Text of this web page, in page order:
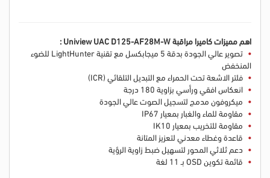
اهم مميزات كاميرا مراقبة Uniview UAC D125-AF28M-W :
تصوير عالي الجودة بدقة 5 ميجابكسل مع تقنية LightHunter للضوء
المنخفض
فلتر الاشعة تحت الحمراء مع التبديل التلقائي (ICR)
انعكاس افقي ورأسي بزاوية 180 درجة
ميكروفون مدمج لتسجيل الصوت عالي الجودة
مقاومة للماء والغبار بمعيار IP67
مقاومة للتخريب بمعيار IK10
قاعدة وغطاء معدني لتعزيز المتانة
دعم ثلاثي المحور لتسهيل ضبط زاوية الرؤية
قائمة تكوين OSD بـ 11 لغة